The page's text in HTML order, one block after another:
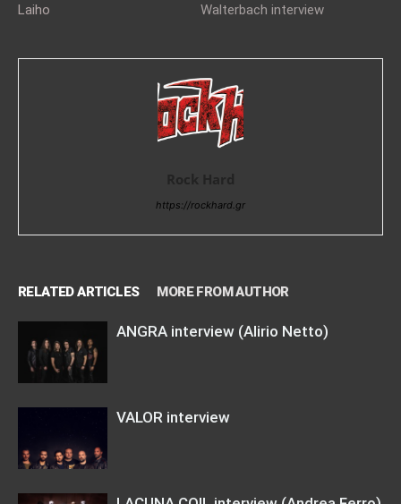
Laiho
Walterbach interview
https://rockhard.gr
RELATED ARTICLES MORE FROM AUTHOR
ANGRA interview (Alirio Netto)
VALOR interview